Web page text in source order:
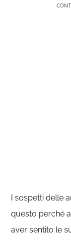
I sospetti delle
questo perché
aver sentito le